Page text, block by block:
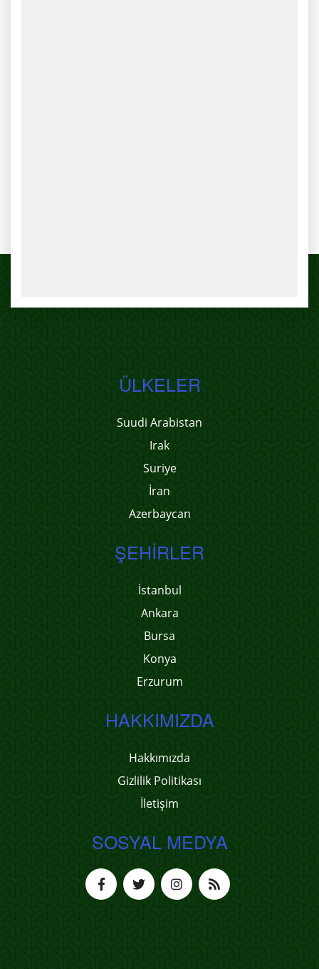
ÜLKELER
Suudi Arabistan
Irak
Suriye
İran
Azerbaycan
ŞEHIRLER
İstanbul
Ankara
Bursa
Konya
Erzurum
HAKKIMIZDA
Hakkımızda
Gizlilik Politikası
İletişim
SOSYAL MEDYA